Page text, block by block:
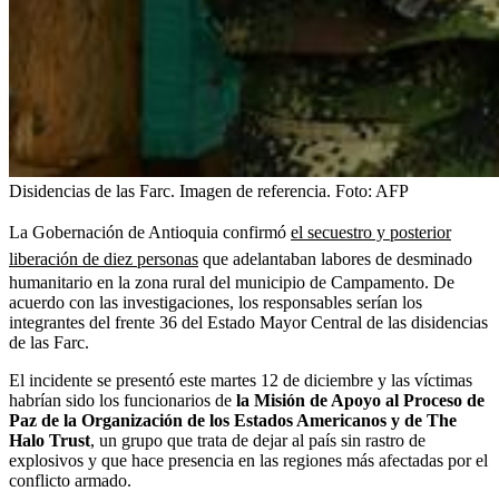
Disidencias de las Farc. Imagen de referencia. Foto: AFP
La Gobernación de Antioquia confirmó el secuestro y posterior
liberación de diez personas que adelantaban labores de desminado
humanitario en la zona rural del municipio de Campamento. De
acuerdo con las investigaciones, los responsables serían los
integrantes del frente 36 del Estado Mayor Central de las disidencias
de las Farc.
El incidente se presentó este martes 12 de diciembre y las víctimas
habrían sido los funcionarios de la Misión de Apoyo al Proceso de
Paz de la Organización de los Estados Americanos y de The
Halo Trust, un grupo que trata de dejar al país sin rastro de
explosivos y que hace presencia en las regiones más afectadas por el
conflicto armado.